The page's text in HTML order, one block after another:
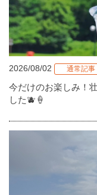
2026/08/02 通常記事
今だけのお楽しみ！
した🫐🍦